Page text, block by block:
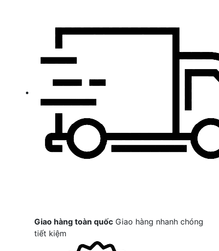
Giao hàng toàn quốc Giao hàng nhanh chóng
tiết kiệm